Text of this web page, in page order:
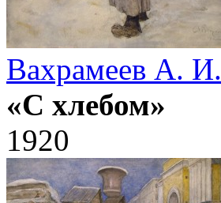
Вахрамеев А. И.
«С хлебом»
1920